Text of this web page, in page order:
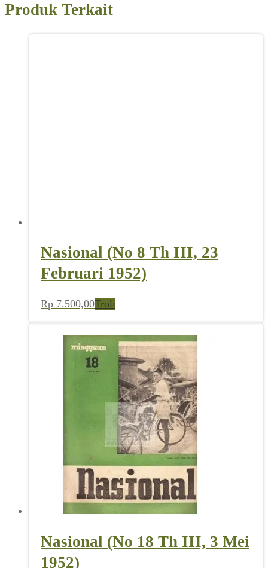
Produk Terkait
Nasional (No 8 Th III, 23
Februari 1952)
Rp 7.500,00Troli
Nasional (No 18 Th III, 3 Mei
1952)